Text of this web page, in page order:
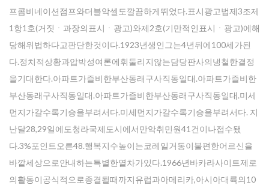
프콤비네이션점프와더블악셀도깔끔하게뛰었다.표시광고법제3조제
1항1호(거짓ㆍ과장의표시ㆍ광고)와제2호(기만적인표시ㆍ광고)에해
당해위법하다고판단한것이다.1923년생인그는4년뒤에100세가된
다.정치적상황과압박성여론에휘둘리지않는담당판사의냉철한결정
을기대한다.아파트가즐비한부산동래구사직동일대.아파트가즐비한
부산동래구사직동일대.아파트가즐비한부산동래구사직동일대.미세
먼지가갈수록기승을부려서다.미세먼지가갈수록기승을부려서다. 지
난달28,29일에도청라국제도시에서만악취민원41건이나접수됐
다.3%포인트오른48.행복지수높이는코레일거동이불편한어르신을
바깥세상으로안내하는특별한열차가있다.1966년바카라사이트제로
의활동이공식적으로종결될때까지유럽과아메리카,아시아대륙의10